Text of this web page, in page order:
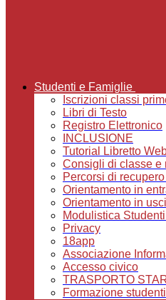
Studenti e Famiglie
Iscrizioni classi
Libri di Testo
Registro Elettronico
INCLUSIONE
Tutorial Libretto
Consigli di classe e
Percorsi di
Orientamento in
Orientamento in
Modulistica
Privacy
18app
Associazione
Accesso civico
TRASPORTO
Formazione studenti